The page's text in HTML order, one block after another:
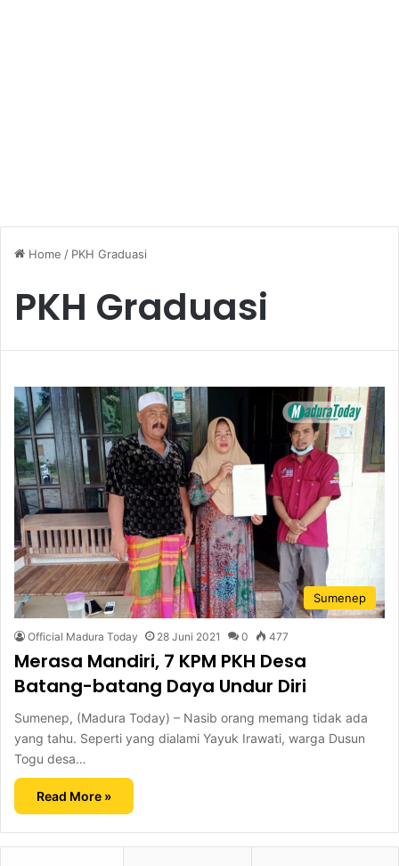
Home / PKH Graduasi
PKH Graduasi
Sumenep
Official Madura Today 28 Juni 2021 0 477
Merasa Mandiri, 7 KPM PKH Desa
Batang-batang Daya Undur Diri
Sumenep, (Madura Today) – Nasib orang memang tidak ada
yang tahu. Seperti yang dialami Yayuk Irawati, warga Dusun
Togu desa…
Read More »